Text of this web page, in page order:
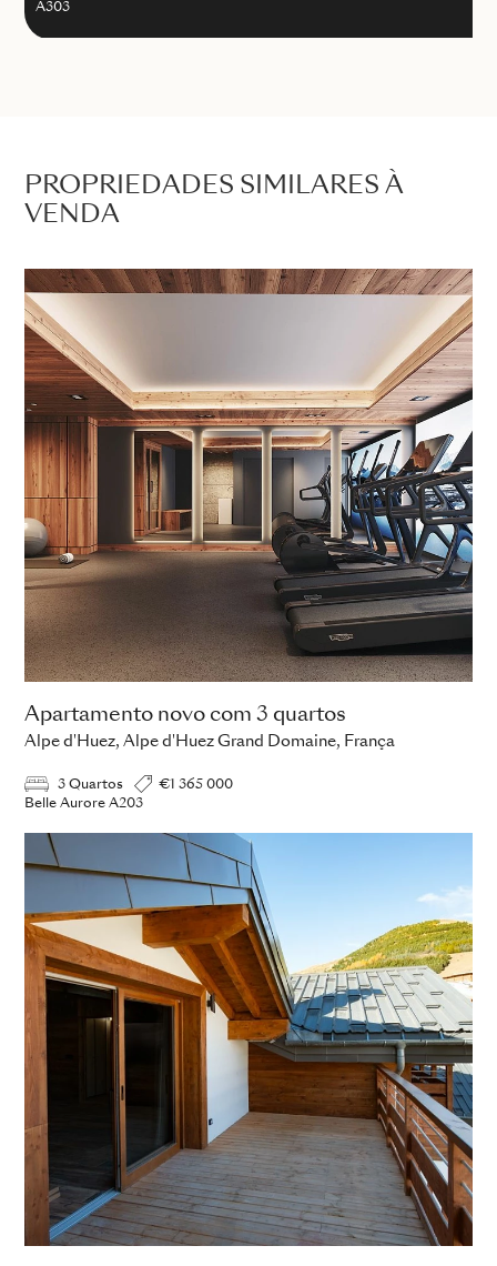
A303
PROPRIEDADES SIMILARES À
VENDA
Apartamento novo com 3 quartos
Alpe d'Huez, Alpe d'Huez Grand Domaine, França
3 Quartos
€1 365 000
Belle Aurore A203